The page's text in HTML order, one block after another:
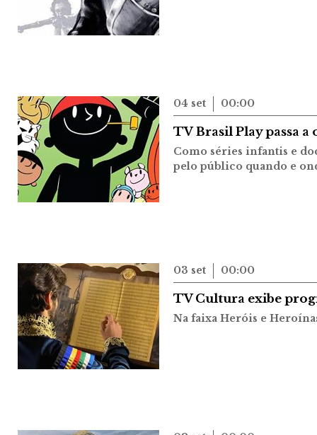
04 set 00:00
TV Brasil Play passa
Como séries infantis e
pelo público quando e
03 set 00:00
TV Cultura exibe
Na faixa Heróis e